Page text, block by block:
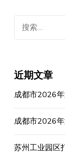
索：
近期文章
成都市2026
成都市2026
苏州工业园区